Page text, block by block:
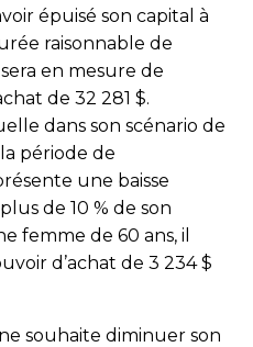
épuisé son capital à
raisonnable de
en mesure de
de 32 281 $.
dans son scénario de
période de
une baisse
de 10 % de son
femme de 60 ans, il
d’achat de 3 234 $
souhaite diminuer son